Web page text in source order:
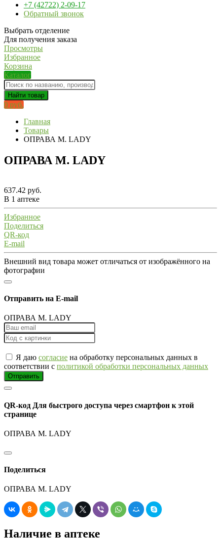
+7 (42722) 2-09-17
Обратный звонок
Выбрать отделение
Для получения заказа
Просмотры
Избранное
Корзина
Каталог
Найти товар
0 руб.
Главная
Товары
ОПРАВА M. LADY
ОПРАВА M. LADY
637.42 руб.
В 1 аптеке
Избранное
Поделиться
QR-код
E-mail
Внешний вид товара может отличаться от изображённого на
фотографии
Отправить на E-mail
ОПРАВА M. LADY
Я даю согласие на обработку персональных данных в
соответствии с политикой обработки персональных данных
Отправить
QR-код Для быстрого доступа через смартфон к этой
странице
ОПРАВА M. LADY
Поделиться
ОПРАВА M. LADY
Наличие в аптеке